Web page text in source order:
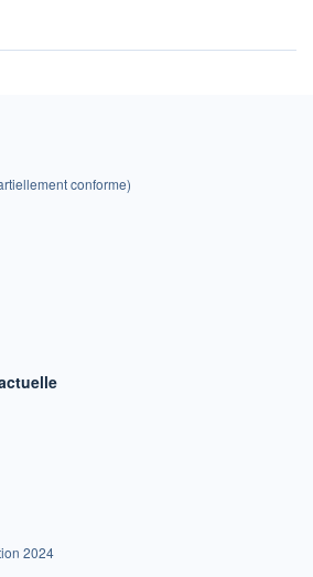
conforme)
2024